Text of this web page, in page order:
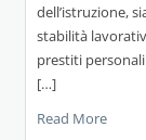
dell’istruzione,
stabilità
prestiti
[…]
Read More